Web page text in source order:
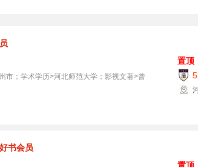
市；学术学历>河北师范大学；影视文著>曾
置顶
书会员